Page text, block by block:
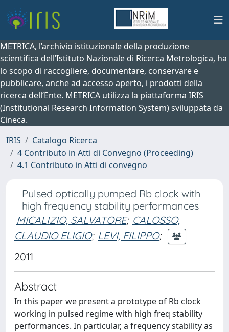
METRICA, l’archivio istituzionale della produzione
scientifica dell’Istituto Nazionale di Ricerca Metrologica, ha
lo scopo di raccogliere, documentare, conservare e
pubblicare, anche ad accesso aperto, i prodotti della
ricerca dell’Ente. METRICA utilizza la piattaforma IRIS
(Institutional Research Information System) sviluppata da
Cineca.
IRIS
Catalogo Ricerca
4 Contributo in Atti di Convegno (Proceeding)
4.1 Contributo in Atti di convegno
Pulsed optically pumped Rb clock with
high frequency stability performances
MICALIZIO, SALVATORE; CALOSSO,
CLAUDIO ELIGIO; LEVI, FILIPPO;
2011
Abstract
In this paper we present a prototype of Rb clock
working in pulsed regime with high freq stability
performances. In particular, a frequency stability as